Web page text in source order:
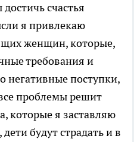
счастья
я привлекаю
женщин, которые,
требования и
негативные поступки,
проблемы решит
которые я заставляю
будут страдать и в